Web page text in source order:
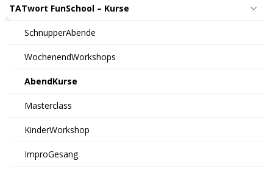
TATwort FunSchool – Kurse
SchnupperAbende
WochenendWorkshops
AbendKurse
Masterclass
KinderWorkshop
ImproGesang